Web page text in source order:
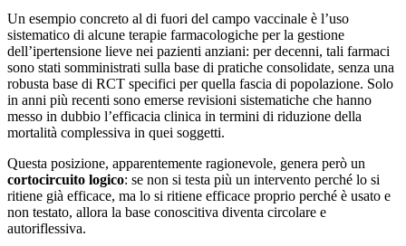
Un esempio concreto al di fuori del campo vaccinale è l’uso
sistematico di alcune terapie farmacologiche per la gestione
dell’ipertensione lieve nei pazienti anziani: per decenni, tali farmaci
sono stati somministrati sulla base di pratiche consolidate, senza una
robusta base di RCT specifici per quella fascia di popolazione. Solo
in anni più recenti sono emerse revisioni sistematiche che hanno
messo in dubbio l’efficacia clinica in termini di riduzione della
mortalità complessiva in quei soggetti.
Questa posizione, apparentemente ragionevole, genera però un
cortocircuito logico: se non si testa più un intervento perché lo si
ritiene già efficace, ma lo si ritiene efficace proprio perché è usato e
non testato, allora la base conoscitiva diventa circolare e
autoriflessiva.